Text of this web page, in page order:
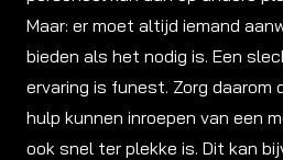
Maar: er moet altijd iemand
bieden als het nodig is. Een
ervaring is funest. Zorg
hulp kunnen inroepen van een
ook snel ter plekke is. Dit kan